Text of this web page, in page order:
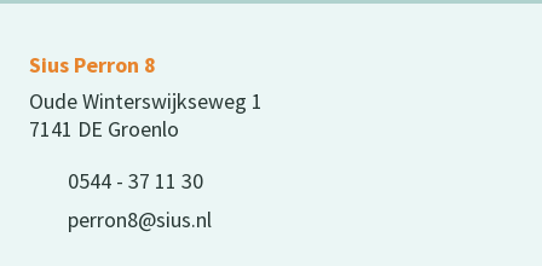
Sius Perron 8
Oude Winterswijkseweg 1
7141 DE Groenlo
0544 - 37 11 30
perron8@sius.nl